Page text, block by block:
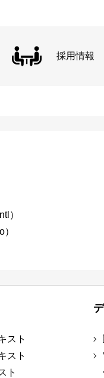
採用情報
）
スト
スト
ト